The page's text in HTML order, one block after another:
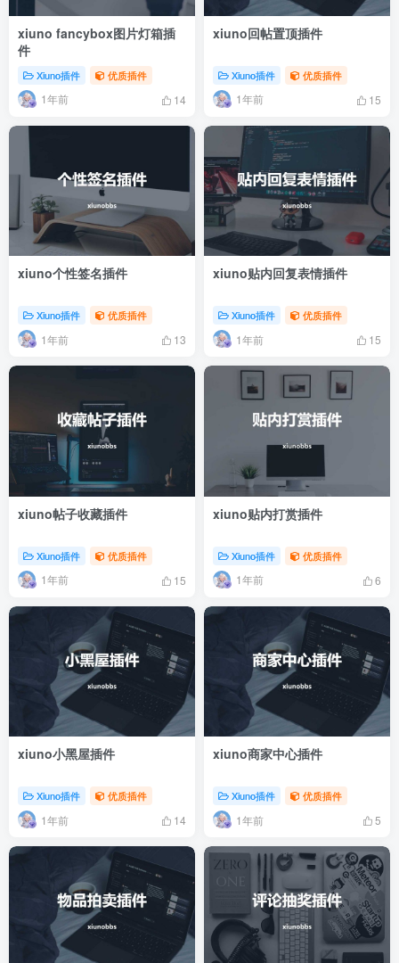
xiuno fancybox图片灯箱插
件
Xiuno插件 优质插件
1年前 14
xiuno回帖置顶插件
Xiuno插件 优质插件
1年前 15
xiuno个性签名插件
Xiuno插件 优质插件
1年前 13
xiuno贴内回复表情插件
Xiuno插件 优质插件
1年前 15
xiuno帖子收藏插件
Xiuno插件 优质插件
1年前 15
xiuno贴内打赏插件
Xiuno插件 优质插件
1年前 6
xiuno小黑屋插件
Xiuno插件 优质插件
1年前 14
xiuno商家中心插件
Xiuno插件 优质插件
1年前 5